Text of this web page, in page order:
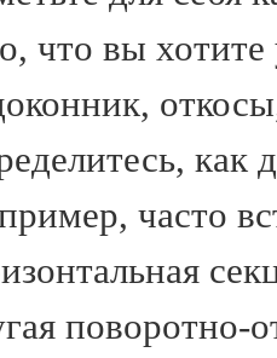
что вы
как
часто
поворотно-